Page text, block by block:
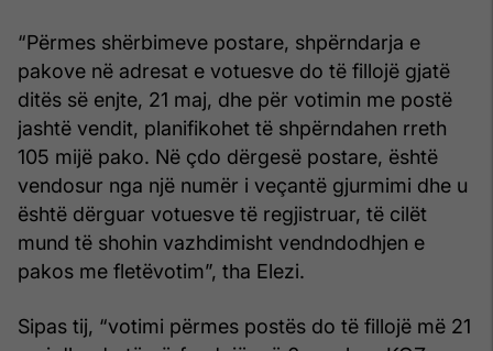
“Përmes shërbimeve postare, shpërndarja e
pakove në adresat e votuesve do të fillojë gjatë
ditës së enjte, 21 maj, dhe për votimin me postë
jashtë vendit, planifikohet të shpërndahen rreth
105 mijë pako. Në çdo dërgesë postare, është
vendosur nga një numër i veçantë gjurmimi dhe u
është dërguar votuesve të regjistruar, të cilët
mund të shohin vazhdimisht vendndodhjen e
pakos me fletëvotim”, tha Elezi.
Sipas tij, “votimi përmes postës do të fillojë më 21